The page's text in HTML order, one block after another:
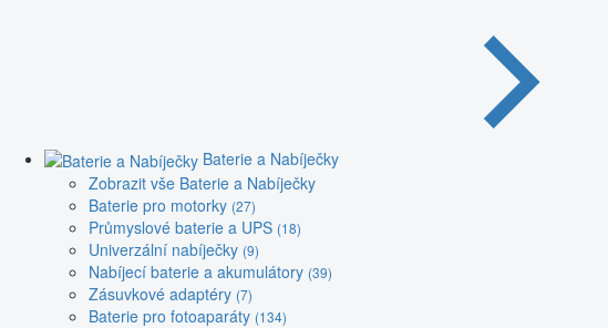
Baterie a Nabíječky
Zobrazit vše Baterie a Nabíječky
Baterie pro motorky (27)
Průmyslové baterie a UPS (18)
Univerzální nabíječky (9)
Nabíjecí baterie a akumulátory (39)
Zásuvkové adaptéry (7)
Baterie pro fotoaparáty (134)